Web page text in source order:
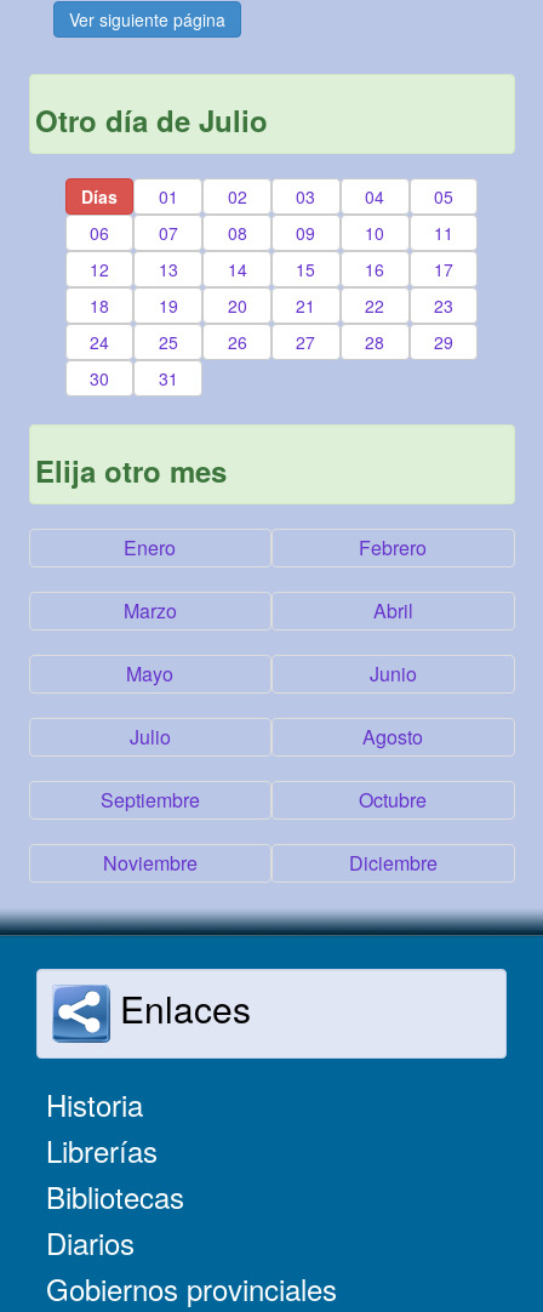
Ver siguiente página
Otro día de Julio
Días 01 02 03 04
05
06
07 08 09 10
11
12
13 14 15 16
17
18
19 20 21 22
23
24
25 26 27 28
29
30
31
Elija otro mes
Enero Febrero
Marzo Abril
Mayo Junio
Julio Agosto
Septiembre Octubre
Noviembre Diciembre
Enlaces
Historia
Librerías
Bibliotecas
Diarios
Gobiernos provinciales